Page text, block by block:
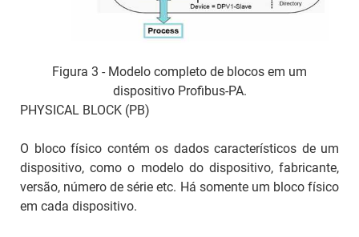
Figura 3 - Modelo completo de blocos em um
dispositivo Profibus-PA.
PHYSICAL BLOCK (PB)
O bloco físico contém os dados característicos de um
dispositivo, como o modelo do dispositivo, fabricante,
versão, número de série etc. Há somente um bloco físico
em cada dispositivo.